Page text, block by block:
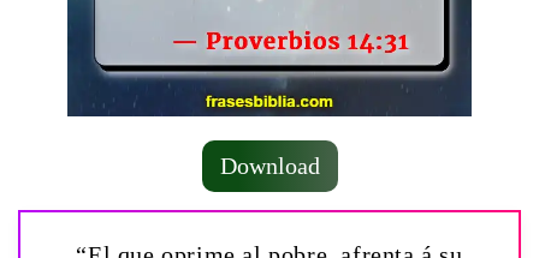
Download